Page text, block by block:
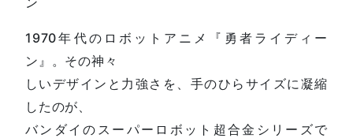
1970年代のロボットアニメ『勇者ライディー
ン』。その神々
しいデザインと力強さを、手のひらサイズに凝縮
したのが、
バンダイのスーパーロボット超合金シリーズで